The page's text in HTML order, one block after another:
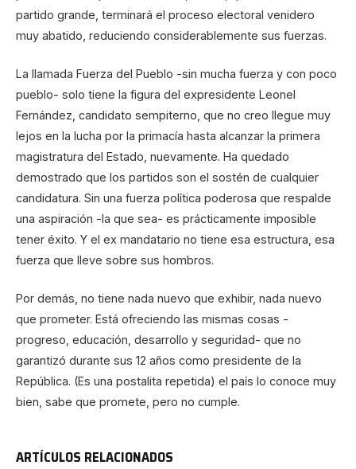
partido grande, terminará el proceso electoral venidero
muy abatido, reduciendo considerablemente sus fuerzas.
La llamada Fuerza del Pueblo -sin mucha fuerza y con poco
pueblo- solo tiene la figura del expresidente Leonel
Fernández, candidato sempiterno, que no creo llegue muy
lejos en la lucha por la primacía hasta alcanzar la primera
magistratura del Estado, nuevamente. Ha quedado
demostrado que los partidos son el sostén de cualquier
candidatura. Sin una fuerza política poderosa que respalde
una aspiración -la que sea- es prácticamente imposible
tener éxito. Y el ex mandatario no tiene esa estructura, esa
fuerza que lleve sobre sus hombros.
Por demás, no tiene nada nuevo que exhibir, nada nuevo
que prometer. Está ofreciendo las mismas cosas -
progreso, educación, desarrollo y seguridad- que no
garantizó durante sus 12 años como presidente de la
República. (Es una postalita repetida) el país lo conoce muy
bien, sabe que promete, pero no cumple.
ARTÍCULOS RELACIONADOS